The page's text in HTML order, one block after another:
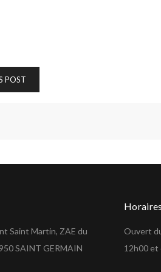
POST
Saint Martin, ZAE du
SAINT GERMAIN
Horaires
Ouvert
12h00 et